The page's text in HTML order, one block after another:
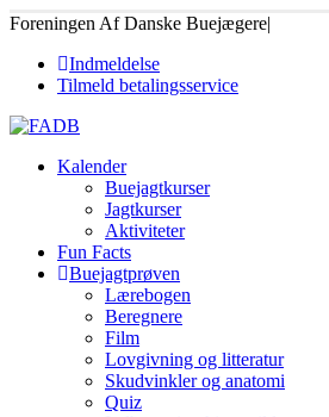
Foreningen Af Danske Buejægere|
Indmeldelse
Tilmeld betalingsservice
Kalender
Buejagtkurser
Jagtkurser
Aktiviteter
Fun Facts
Buejagtprøven
Lærebogen
Beregnere
Film
Lovgivning og litteratur
Skudvinkler og anatomi
Quiz